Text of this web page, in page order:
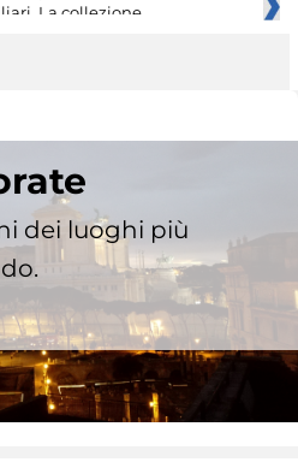
La collezione
dei luoghi più